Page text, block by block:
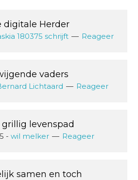
digitale Herder
180375 schrijft Reageer
vaders
Lichtaard Reageer
grillig levenspad
- wil melker Reageer
samen en toch